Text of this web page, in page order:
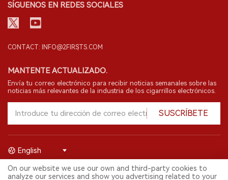
SÍGUENOS EN REDES SOCIALES
CONTACT: INFO@2FIRSTS.COM
MANTENTE ACTUALIZADO.
Envía tu correo electrónico para recibir noticias semanales sobre las
noticias más relevantes de la industria de los cigarrillos electrónicos.
SUSCRÍBETE
© 2026 Shenzhen 2FIRSTS Technology Co.,Ltd. Todos los derechos
reservados.
English
On our website we use our own and third-party cookies to
analyze our services and show you advertising related to your